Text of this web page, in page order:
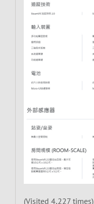
(Visited 4,227 times)